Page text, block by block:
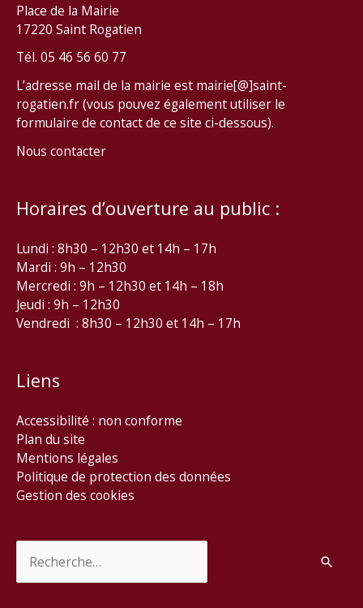
Place de la Mairie
17220 Saint Rogatien
Tél. 05 46 56 60 77
L’adresse mail de la mairie est mairie[@]saint-
rogatien.fr (vous pouvez également utiliser le
formulaire de contact de ce site ci-dessous).
Nous contacter
Horaires d’ouverture au public :
Lundi : 8h30 – 12h30 et 14h – 17h
Mardi : 9h – 12h30
Mercredi : 9h – 12h30 et 14h – 18h
Jeudi : 9h – 12h30
Vendredi : 8h30 – 12h30 et 14h – 17h
Liens
Accessibilité : non conforme
Plan du site
Mentions légales
Politique de protection des données
Gestion des cookies